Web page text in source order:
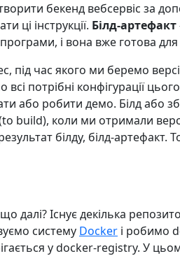
бекенд вебсервіс за
ці інструкції. Білд-артефакт
і вона вже готова для
під час якого ми беремо
всі потрібні конфігурації
або робити демо. Білд або
build), коли ми отримали
білду, білд-артефакт.
далі? Існує декілька
систему Docker і робимо
у docker-registry. У